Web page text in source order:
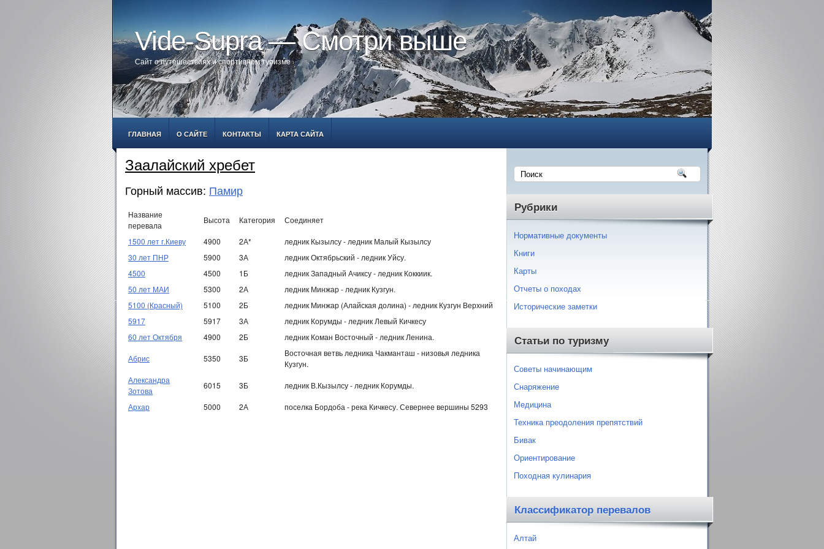
Vide-Supra — Смотри выше
Сайт о путешествиях и спортивном туризме
ГЛАВНАЯ О САЙТЕ КОНТАКТЫ КАРТА САЙТА
Заалайский хребет
Горный массив: Памир
Название
перевала
Высота Категория Соединяет
1500 лет г.Киеву 4900 2А*
ледник Кызылсу - ледник Малый Кызылсу
30 лет ПНР
5900 3А
ледник Октябрьский - ледник Уйсу.
4500
4500 1Б
ледник Западный Ачиксу - ледник Коккиик.
50 лет МАИ
5300 2А
ледник Минжар - ледник Кузгун.
5100 (Красный)
5100 2Б
ледник Минжар (Алайская долина) - ледник Кузгун Верхний
5917
5917 3А
ледник Корумды - ледник Левый Кичкесу
60 лет Октября
4900 2Б ледник Коман Восточный - ледник Ленина.
Абрис 5350 3Б
Восточная ветвь ледника Чакманташ - низовья ледника
Кузгун.
Александра
Зотова
6015 3Б ледник В.Кызылсу - ледник Корумды.
Архар 5000 2А поселка Бордоба - река Кичкесу. Севернее вершины 5293
Рубрики
Нормативные документы
Книги
Карты
Отчеты о походах
Исторические заметки
Статьи по туризму
Советы начинающим
Снаряжение
Медицина
Техника преодоления препятствий
Бивак
Ориентирование
Походная кулинария
Классификатор перевалов
Алтай